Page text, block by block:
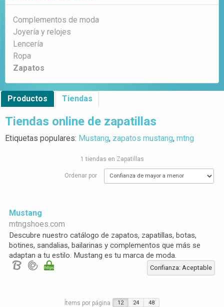
Complementos de moda
Joyería y relojes
Lencería
Ropa
Zapatos
Productos Tiendas
Tiendas online de zapatillas
Etiquetas populares: Mustang, zapatos mustang, mtng
1 tiendas en Zapatillas
Ordenar por
Mustang
mtngshoes.com
Descubre nuestro catálogo de zapatos, zapatillas, botas,
botines, sandalias, bailarinas y complementos que más se
adaptan a tu estilo. Mustang es tu marca de moda.
Confianza: Aceptable
Ítems por página 12 24 48